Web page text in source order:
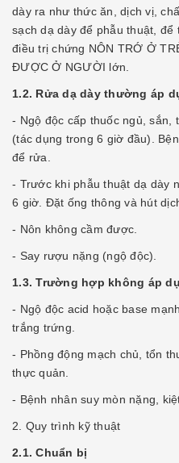
dày ra như thức ăn, dịch vị,
sạch dạ dày để phẫu thuật,
điều trị chứng NÔN TRỚ Ở
ÐƯỢC Ở NGƯỜI lớn.
1.2. Rửa dạ dày thường áp
- Ngộ độc cấp thuốc ngủ, sắn,
(tác dụng trong 6 giờ đầu).
để rửa.
- Trước khi phẫu thuật dạ dày
6 giờ. Ðặt ống thông và hút
- Nôn không cầm được.
- Say rượu nặng (ngộ độc).
1.3. Trường hợp không áp
- Ngộ độc acid hoặc base
trắng trứng.
- Phồng động mạch chủ, tổn
thực quản.
- Bệnh nhân suy mòn nặng,
2. Quy trình kỹ thuật
2.1. Chuẩn bị